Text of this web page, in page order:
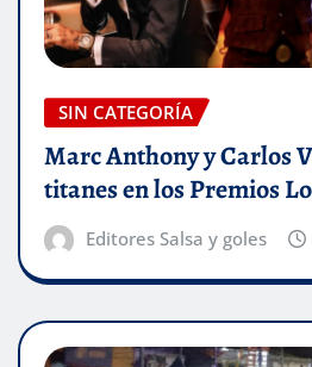
SIN CATEGORÍA
Marc Anthony y Carlos
titanes en los Premios
Editores Salsa y goles